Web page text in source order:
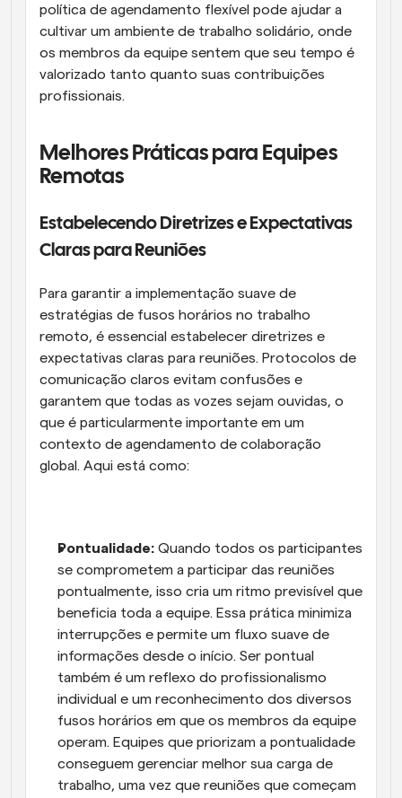
política de agendamento flexível pode ajudar a
cultivar um ambiente de trabalho solidário, onde
os membros da equipe sentem que seu tempo é
valorizado tanto quanto suas contribuições
profissionais.
Melhores Práticas para Equipes
Remotas
Estabelecendo Diretrizes e Expectativas
Claras para Reuniões
Para garantir a implementação suave de
estratégias de fusos horários no trabalho
remoto, é essencial estabelecer diretrizes e
expectativas claras para reuniões. Protocolos de
comunicação claros evitam confusões e
garantem que todas as vozes sejam ouvidas, o
que é particularmente importante em um
contexto de agendamento de colaboração
global. Aqui está como:
Pontualidade: Quando todos os participantes
se comprometem a participar das reuniões
pontualmente, isso cria um ritmo previsível que
beneficia toda a equipe. Essa prática minimiza
interrupções e permite um fluxo suave de
informações desde o início. Ser pontual
também é um reflexo do profissionalismo
individual e um reconhecimento dos diversos
fusos horários em que os membros da equipe
operam. Equipes que priorizam a pontualidade
conseguem gerenciar melhor sua carga de
trabalho, uma vez que reuniões que começam